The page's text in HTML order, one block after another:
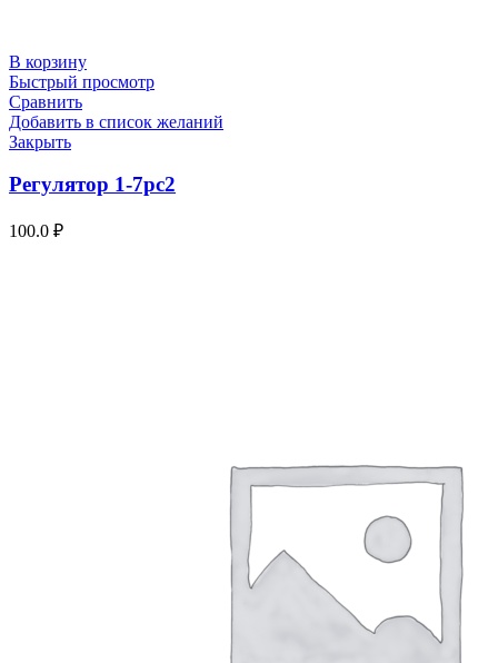
В корзину
Быстрый просмотр
Сравнить
Добавить в список желаний
Закрыть
Регулятор 1-7рс2
100.0 ₽